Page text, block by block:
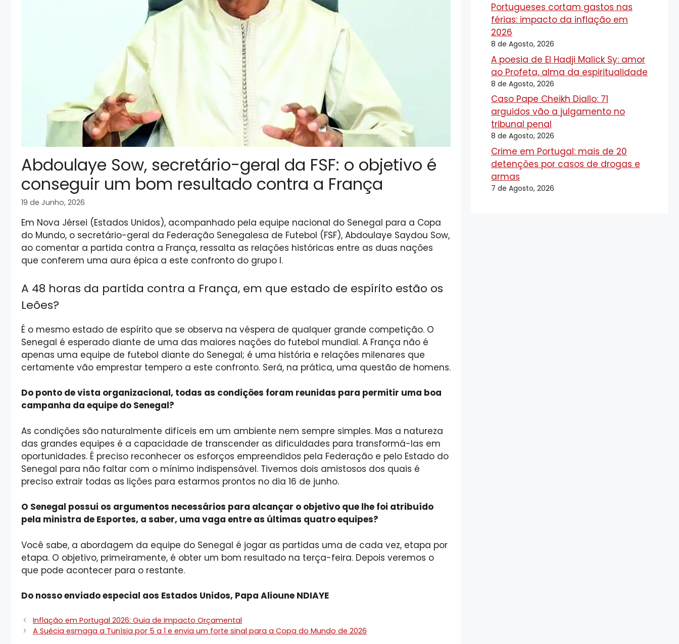
Abdoulaye Sow, secretário-geral da FSF: o objetivo é
conseguir um bom resultado contra a França
19 de Junho, 2026
Em Nova Jérsei (Estados Unidos), acompanhado pela equipe nacional do Senegal para a Copa
do Mundo, o secretário-geral da Federação Senegalesa de Futebol (FSF), Abdoulaye Saydou Sow,
ao comentar a partida contra a França, ressalta as relações históricas entre as duas nações
que conferem uma aura épica a este confronto do grupo I.
A 48 horas da partida contra a França, em que estado de espírito estão os
Leões?
É o mesmo estado de espírito que se observa na véspera de qualquer grande competição. O
Senegal é esperado diante de uma das maiores nações do futebol mundial. A França não é
apenas uma equipe de futebol diante do Senegal; é uma história e relações milenares que
certamente vão emprestar tempero a este confronto. Será, na prática, uma questão de homens.
Do ponto de vista organizacional, todas as condições foram reunidas para permitir uma boa
campanha da equipe do Senegal?
As condições são naturalmente difíceis em um ambiente nem sempre simples. Mas a natureza
das grandes equipes é a capacidade de transcender as dificuldades para transformá-las em
oportunidades. É preciso reconhecer os esforços empreendidos pela Federação e pelo Estado do
Senegal para não faltar com o mínimo indispensável. Tivemos dois amistosos dos quais é
preciso extrair todas as lições para estarmos prontos no dia 16 de junho.
O Senegal possui os argumentos necessários para alcançar o objetivo que lhe foi atribuído
pela ministra de Esportes, a saber, uma vaga entre as últimas quatro equipes?
Você sabe, a abordagem da equipe do Senegal é jogar as partidas uma de cada vez, etapa por
etapa. O objetivo, primeiramente, é obter um bom resultado na terça-feira. Depois veremos o
que pode acontecer para o restante.
Do nosso enviado especial aos Estados Unidos, Papa Alioune NDIAYE
Inflação em Portugal 2026: Guia de Impacto Orçamental
A Suécia esmaga a Tunísia por 5 a 1 e envia um forte sinal para a Copa do Mundo de 2026
Portugueses cortam gastos nas
férias: impacto da inflação em
2026
8 de Agosto, 2026
A poesia de El Hadji Malick Sy: amor
ao Profeta, alma da espiritualidade
8 de Agosto, 2026
Caso Pape Cheikh Diallo: 71
arguidos vão a julgamento no
tribunal penal
8 de Agosto, 2026
Crime em Portugal: mais de 20
detenções por casos de drogas e
armas
7 de Agosto, 2026